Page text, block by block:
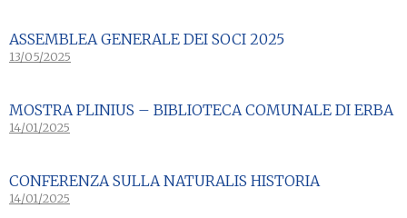
ASSEMBLEA GENERALE DEI SOCI 2025
13/05/2025
MOSTRA PLINIUS – BIBLIOTECA COMUNALE DI ERBA
14/01/2025
CONFERENZA SULLA NATURALIS HISTORIA
14/01/2025